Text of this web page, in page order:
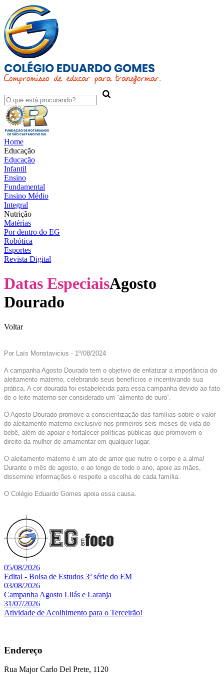
Home
Educação
Educação
Infantil
Ensino
Fundamental
Ensino Médio
Integral
Nutrição
Matérias
Por dentro do EG
Robótica
Esportes
Revista Digital
Datas EspeciaisAgosto
Dourado
Voltar
Por Laís Monstavicius - 1º/08/2024
A campanha Agosto Dourado tem o objetivo de enfatizar a importância do
aleitamento materno, celebrando seus benefícios e incentivando sua
prática. A cor dourada foi estabelecida para essa campanha devido ao fato
de o leite materno ser considerado um “alimento de ouro”.
O Agosto Dourado promove a conscientização das famílias sobre o valor
do aleitamento materno exclusivo nos primeiros seis meses de vida do
bebê, além de apoiar e fortalecer políticas públicas que promovem o
direito da mulher de amamentar em qualquer lugar.
O aleitamento materno é um ato de amor que nutre o corpo e a alma!
Durante o mês de agosto, e ao longo de todo o ano, apoie as mães,
dissemine informações e respeite a escolha de cada família.
O Colégio Eduardo Gomes apoia essa causa.
05/08/2026
Edital - Bolsa de Estudos 3ª série do EM
03/08/2026
Campanha Agosto Lilás e Laranja
31/07/2026
Atividade de Acolhimento para o Terceirão!
Endereço
Rua Major Carlo Del Prete, 1120